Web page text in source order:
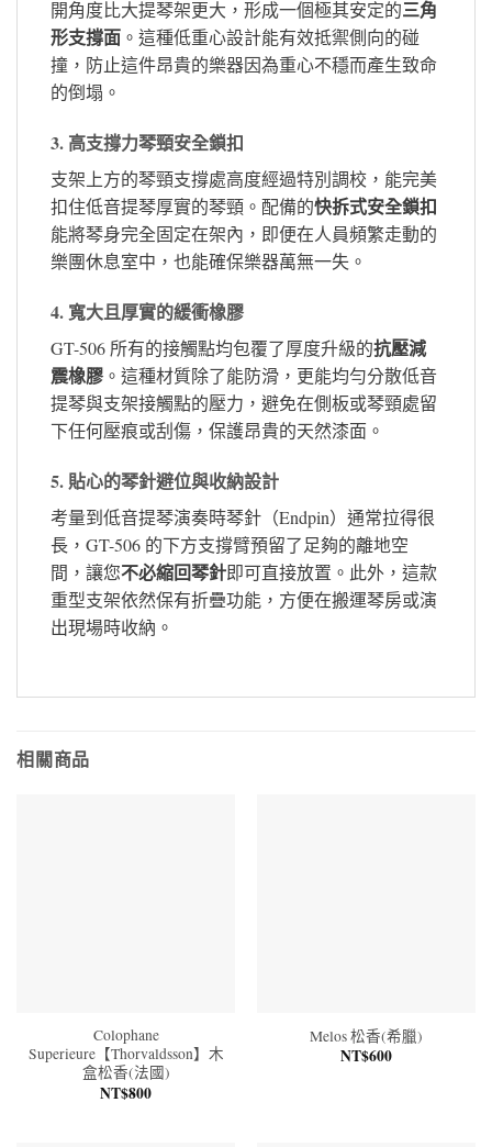
開角度比大提琴架更大，形成一個極其安定的三角
形支撐面 。這種低重心設計能有效抵禦側向的碰
撞，防止這件昂貴的樂器因為重心不穩而產生致命
的倒塌。
3. 高支撐力琴頸安全鎖扣
支架上方的琴頸支撐處高度經過特別調校，能完美
扣住低音提琴厚實的琴頸。配備的快拆式安全鎖扣
能將琴身完全固定在架內，即便在人員頻繁走動的
樂團休息室中，也能確保樂器萬無一失。
4. 寬大且厚實的緩衝橡膠
GT-506 所有的接觸點均包覆了厚度升級的抗壓減
震橡膠 。這種材質除了能防滑，更能均勻分散低音
提琴與支架接觸點的壓力，避免在側板或琴頸處留
下任何壓痕或刮傷，保護昂貴的天然漆面。
5. 貼心的琴針避位與收納設計
考量到低音提琴演奏時琴針（Endpin）通常拉得很
長，GT-506 的下方支撐臂預留了足夠的離地空
間，讓您不必縮回琴針即可直接放置。此外，這款
重型支架依然保有折疊功能，方便在搬運琴房或演
出現場時收納。
相關商品
Colophane
Superieure【Thorvaldsson】木
盒松香(法國)
NT$800
Melos 松香(希臘)
NT$600